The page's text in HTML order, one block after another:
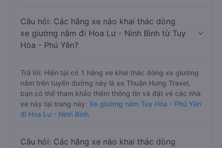
Câu hỏi: Các hãng xe nào khai thác dòng
xe giường nằm đi Hoa Lư - Ninh Bình từ Tuy
Hòa - Phú Yên?
Trả lời: Hiện tại có 1 hãng xe khai thác dòng xe giường
nằm trên tuyến đường này là xe Thuận Hưng Travel,
bạn có thể tham khảo thêm thông tin và đặt vé các nhà
xe này tại trang này: Xe giường nằm Tuy Hòa - Phú Yên
đi Hoa Lư - Ninh Bình
Câu hỏi: Các hãng xe nào khai thác dòng